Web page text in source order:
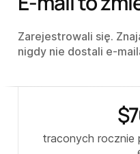
Zarejestrowali się.
nigdy nie dostali e-
$
traconych rocznie